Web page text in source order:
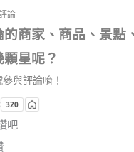
論
商家、商品、景點
星呢？
與評論唷！
吧